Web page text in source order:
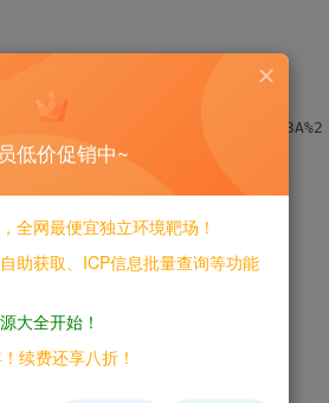
低价促销中~
全网最便宜独立环境靶场！
助获取、ICP信息批量查询等功能
大全开始！
续费还享八折！